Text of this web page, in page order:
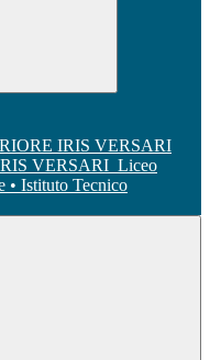
VERSARI Liceo
• Istituto Tecnico